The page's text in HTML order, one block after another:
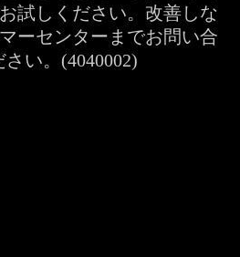
試しください。改善しな
ーセンターまでお問い合
い。(4040002)